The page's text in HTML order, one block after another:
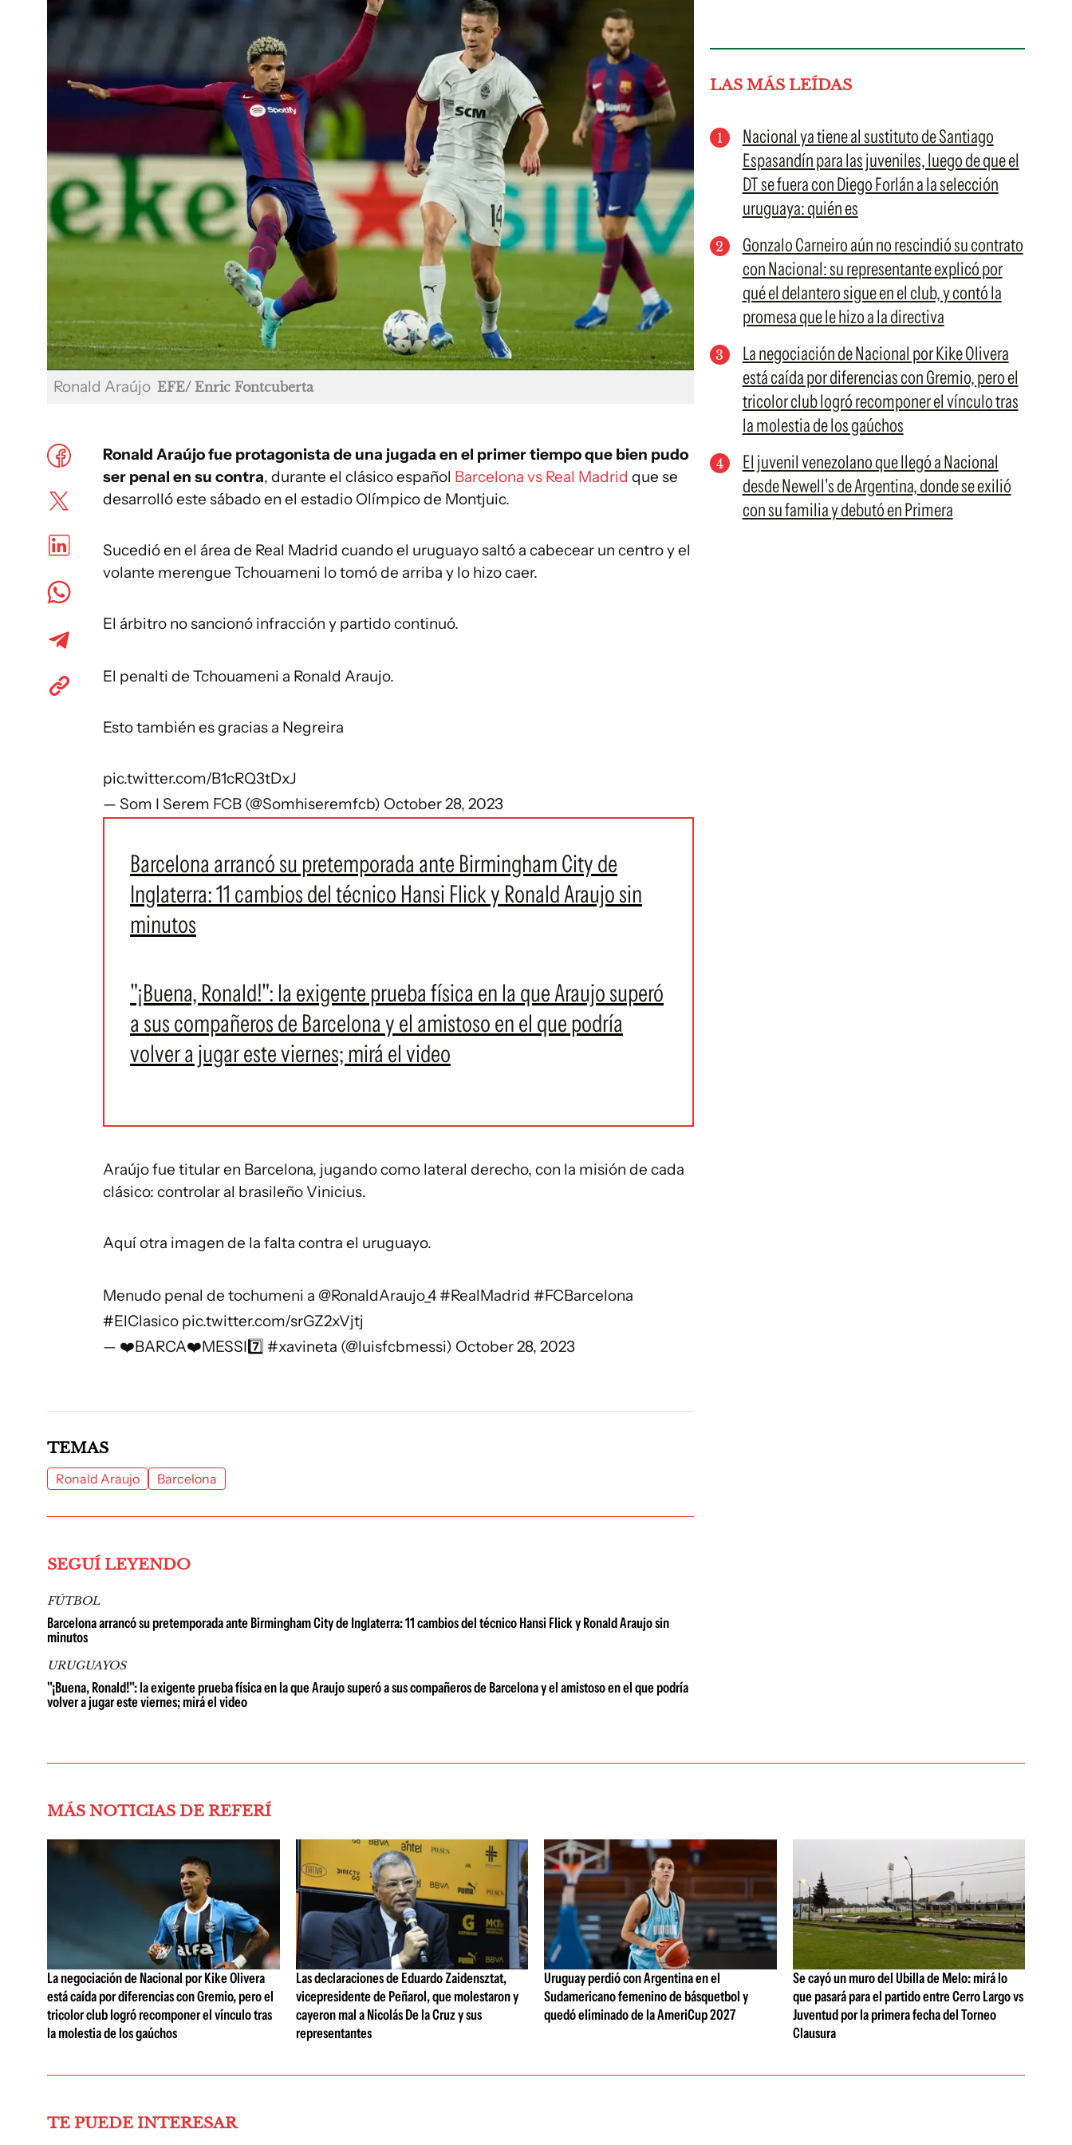
Ronald Araújo EFE/ Enric Fontcuberta
Ronald Araújo fue protagonista de una jugada en el primer tiempo que bien pudo
ser penal en su contra, durante el clásico español Barcelona vs Real Madrid que se
desarrolló este sábado en el estadio Olímpico de Montjuic.
Sucedió en el área de Real Madrid cuando el uruguayo saltó a cabecear un centro y el
volante merengue Tchouameni lo tomó de arriba y lo hizo caer.
El árbitro no sancionó infracción y partido continuó.
El penalti de Tchouameni a Ronald Araujo.
Esto también es gracias a Negreira
pic.twitter.com/B1cRQ3tDxJ
— Som I Serem FCB (@Somhiseremfcb) October 28, 2023
Barcelona arrancó su pretemporada ante Birmingham City de
Inglaterra: 11 cambios del técnico Hansi Flick y Ronald Araujo sin
minutos
"¡Buena, Ronald!": la exigente prueba física en la que Araujo superó
a sus compañeros de Barcelona y el amistoso en el que podría
volver a jugar este viernes; mirá el video
Araújo fue titular en Barcelona, jugando como lateral derecho, con la misión de cada
clásico: controlar al brasileño Vinicius.
Aquí otra imagen de la falta contra el uruguayo.
Menudo penal de tochumeni a @RonaldAraujo_4#RealMadrid #FCBarcelona
#ElClasico pic.twitter.com/srGZ2xVjtj
— ❤️BARCA❤️MESSI7️⃣ #xavineta (@luisfcbmessi) October 28, 2023
LAS MÁS LEÍDAS
Nacional ya tiene al sustituto de Santiago
Espasandín para las juveniles, luego de que el
DT se fuera con Diego Forlán a la selección
uruguaya: quién es
Gonzalo Carneiro aún no rescindió su contrato
con Nacional: su representante explicó por
qué el delantero sigue en el club, y contó la
promesa que le hizo a la directiva
La negociación de Nacional por Kike Olivera
está caída por diferencias con Gremio, pero el
tricolor club logró recomponer el vínculo tras
la molestia de los gaúchos
El juvenil venezolano que llegó a Nacional
desde Newell's de Argentina, donde se exilió
con su familia y debutó en Primera
TEMAS
Ronald Araujo Barcelona
SEGUÍ LEYENDO
FÚTBOL
Barcelona arrancó su pretemporada ante Birmingham City de Inglaterra: 11 cambios del técnico Hansi Flick y Ronald Araujo sin
minutos
URUGUAYOS
"¡Buena, Ronald!": la exigente prueba física en la que Araujo superó a sus compañeros de Barcelona y el amistoso en el que podría
volver a jugar este viernes; mirá el video
MÁS NOTICIAS DE REFERÍ
La negociación de Nacional por Kike Olivera
está caída por diferencias con Gremio, pero el
tricolor club logró recomponer el vínculo tras
la molestia de los gaúchos
Las declaraciones de Eduardo Zaidensztat,
vicepresidente de Peñarol, que molestaron y
cayeron mal a Nicolás De la Cruz y sus
representantes
Uruguay perdió con Argentina en el
Sudamericano femenino de básquetbol y
quedó eliminado de la AmeriCup 2027
Se cayó un muro del Ubilla de Melo: mirá lo
que pasará para el partido entre Cerro Largo vs
Juventud por la primera fecha del Torneo
Clausura
TE PUEDE INTERESAR